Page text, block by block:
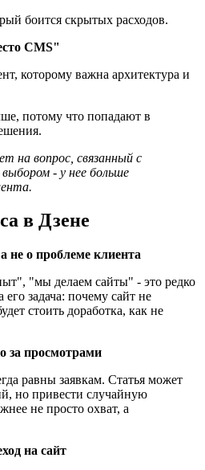
боится скрытых расходов.
CMS"
которому важна архитектура и
потому что попадают в
на вопрос, связанный с
- у нее больше
в Дзене
не о проблеме клиента
"мы делаем сайты" - это редко
задача: почему сайт не
стоить доработка, как не
за просмотрами
равны заявкам. Статья может
но привести случайную
не просто охват, а
на сайт